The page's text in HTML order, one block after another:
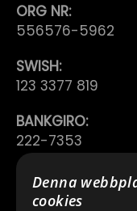
ORG NR:
556576-5962
SWISH:
123 3377 819
BANKGIRO:
222-7353
TELEFON:
0640 200 50
Denna
cookies